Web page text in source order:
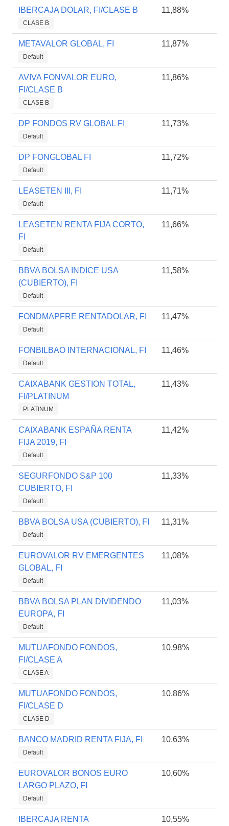
IBERCAJA DOLAR, FI/CLASE B
CLASE B
11,88%
METAVALOR GLOBAL, FI
Default
11,87%
AVIVA FONVALOR EURO,
FI/CLASE B
CLASE B
11,86%
DP FONDOS RV GLOBAL FI
Default
11,73%
DP FONGLOBAL FI
Default
11,72%
LEASETEN III, FI
Default
11,71%
LEASETEN RENTA FIJA CORTO,
FI
Default
11,66%
BBVA BOLSA INDICE USA
(CUBIERTO), FI
Default
11,58%
FONDMAPFRE RENTADOLAR, FI
Default
11,47%
FONBILBAO INTERNACIONAL, FI
Default
11,46%
CAIXABANK GESTION TOTAL,
FI/PLATINUM
PLATINUM
11,43%
CAIXABANK ESPAÑA RENTA
FIJA 2019, FI
Default
11,42%
SEGURFONDO S&P 100
CUBIERTO, FI
Default
11,33%
BBVA BOLSA USA (CUBIERTO), FI
Default
11,31%
EUROVALOR RV EMERGENTES
GLOBAL, FI
Default
11,08%
BBVA BOLSA PLAN DIVIDENDO
EUROPA, FI
Default
11,03%
MUTUAFONDO FONDOS,
FI/CLASE A
CLASE A
10,98%
MUTUAFONDO FONDOS,
FI/CLASE D
CLASE D
10,86%
BANCO MADRID RENTA FIJA, FI
Default
10,63%
EUROVALOR BONOS EURO
LARGO PLAZO, FI
Default
10,60%
IBERCAJA RENTA
10,55%